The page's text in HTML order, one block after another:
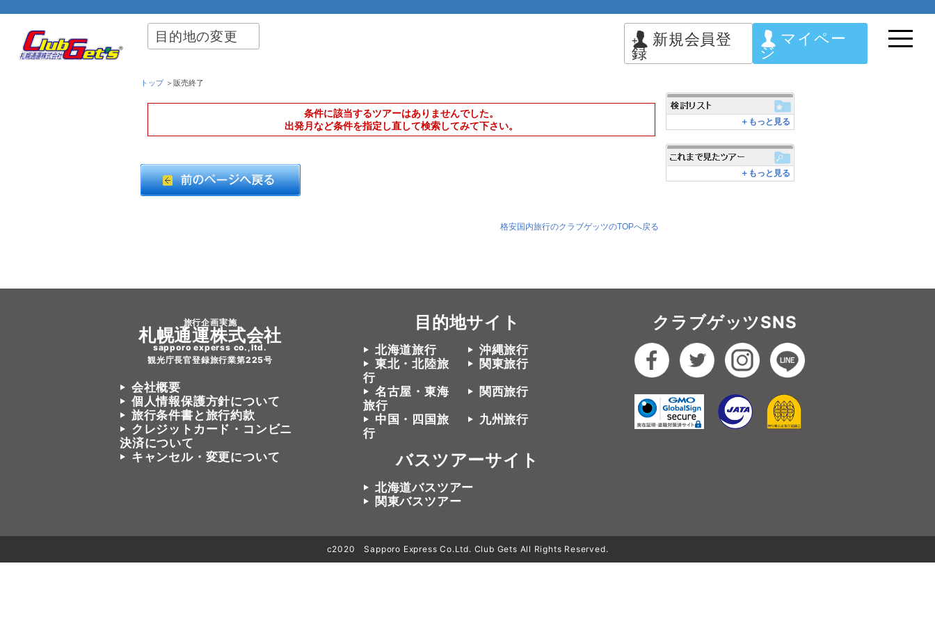
目的地の変更 新規会員登
録
マイペー
ジ
トップ＞販売終了
条件に該当するツアーはありませんでした。
出発月など条件を指定し直して検索してみて下さい。
格安国内旅行のクラブゲッツのTOPへ戻る
＋もっと見る
＋もっと見る
旅行企画実施
札幌通運株式会社
sapporo experss co.,ltd.
観光庁長官登録旅行業第225号
会社概要
個人情報保護方針について
旅行条件書と旅行約款
クレジットカード・コンビニ
決済について
キャンセル・変更について
目的地サイト
北海道旅行
沖縄旅行
東北・北陸旅
行
関東旅行
名古屋・東海
旅行
関西旅行
中国・四国旅
行
九州旅行
バスツアーサイト
北海道バスツアー
関東バスツアー
クラブゲッツSNS
c2020 Sapporo Express Co.Ltd. Club Gets All Rights Reserved.